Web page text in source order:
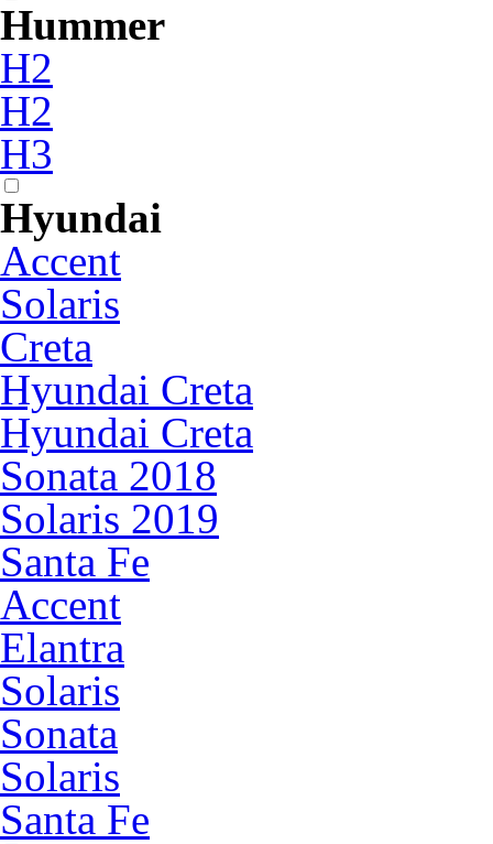
Hummer
H2
H2
H3
Hyundai
Accent
Solaris
Creta
Hyundai Creta
Hyundai Creta
Sonata 2018
Solaris 2019
Santa Fe
Accent
Elantra
Solaris
Sonata
Solaris
Santa Fe